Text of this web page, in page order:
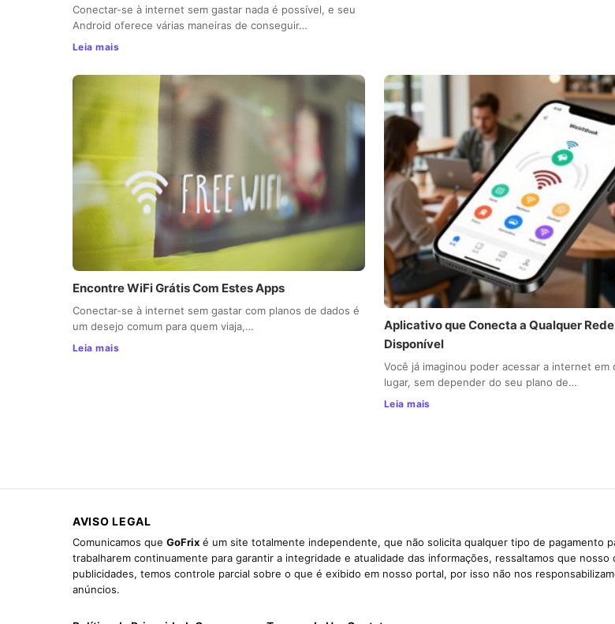
Conectar-se à internet sem gastar nada é possível, e seu
Android oferece várias maneiras de conseguir…
Leia mais
Encontre WiFi Grátis Com Estes Apps
Conectar-se à internet sem gastar com planos de dados é
um desejo comum para quem viaja,…
Leia mais
Aplicativo que Conecta a Qualquer
Disponível
Você já imaginou poder acessar a internet em
lugar, sem depender do seu plano de…
Leia mais
AVISO LEGAL
Comunicamos que GoFrix é um site totalmente independente, que não solicita qualquer tipo de pagamento
trabalharem continuamente para garantir a integridade e atualidade das informações, ressaltamos que
publicidades, temos controle parcial sobre o que é exibido em nosso portal, por isso não nos
anúncios.